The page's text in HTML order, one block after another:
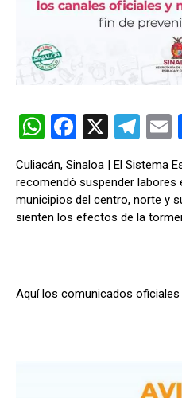
W
h
at
s
A
F
a
ce
b
o
X
T
e
gr
a
m
Culiacán, Sinaloa | El Sistema
recomendó suspender labores
municipios del centro, norte y
sienten los efectos de la
Aquí los comunicados oficiales